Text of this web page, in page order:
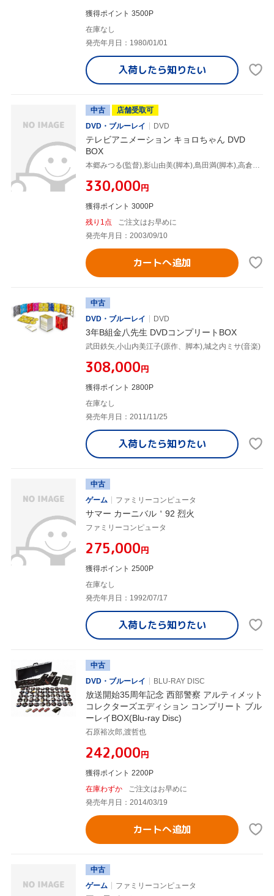
獲得ポイント 3500P
在庫なし
発売年月日：1980/01/01
入荷したら知りたい
中古
店舗受取可
DVD・ブルーレイ
DVD
テレビアニメーション キョロちゃん DVD
BOX
本郷みつる(監督),影山由美(脚本),島田満(脚本),高倉静香(キャラクターデザイン),伊東みやこ(キョロちゃん),本田貴子(パチクリくん),間宮くるみ(ミッケンくん),納谷六朗(マツゲール博士)
¥330,000円
獲得ポイント 3000P
残り1点
ご注文はお早めに
発売年月日：2003/09/10
カートへ追加
中古
DVD・ブルーレイ
DVD
3年B組金八先生 DVDコンプリートBOX
武田鉄矢,小山内美江子(原作、脚本),城之内ミサ(音楽)
¥308,000円
獲得ポイント 2800P
在庫なし
発売年月日：2011/11/25
入荷したら知りたい
中古
ゲーム
ファミリーコンピュータ
サマー カーニバル＇92 烈火
ファミリーコンピュータ
¥275,000円
獲得ポイント 2500P
在庫なし
発売年月日：1992/07/17
入荷したら知りたい
中古
DVD・ブルーレイ
BLU-RAY DISC
放送開始35周年記念 西部警察 アルティメット
コレクターズエディション コンプリート ブル
ーレイBOX(Blu-ray Disc)
石原裕次郎,渡哲也
¥242,000円
獲得ポイント 2200P
在庫わずか
ご注文はお早めに
発売年月日：2014/03/19
カートへ追加
中古
ゲーム
ファミリーコンピュータ